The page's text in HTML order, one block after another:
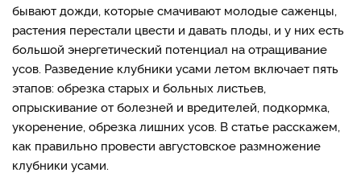
бывают дожди, которые смачивают молодые саженцы,
растения перестали цвести и давать плоды, и у них есть
большой энергетический потенциал на отращивание
усов. Разведение клубники усами летом включает пять
этапов: обрезка старых и больных листьев,
опрыскивание от болезней и вредителей, подкормка,
укоренение, обрезка лишних усов. В статье расскажем,
как правильно провести августовское размножение
клубники усами.